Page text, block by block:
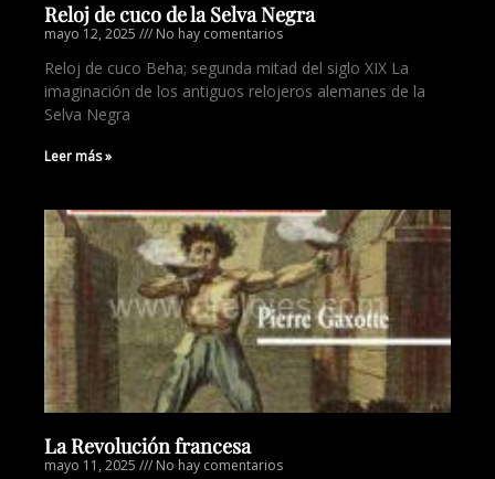
Reloj de cuco de la Selva Negra
mayo 12, 2025 No hay comentarios
Reloj de cuco Beha; segunda mitad del siglo XIX La
imaginación de los antiguos relojeros alemanes de la
Selva Negra
Leer más »
La Revolución francesa
mayo 11, 2025 No hay comentarios